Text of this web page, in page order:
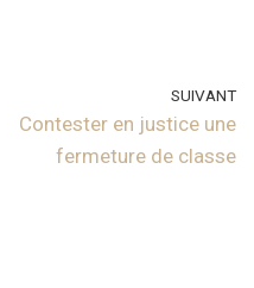
SUIVANT
Contester en justice une
fermeture de classe